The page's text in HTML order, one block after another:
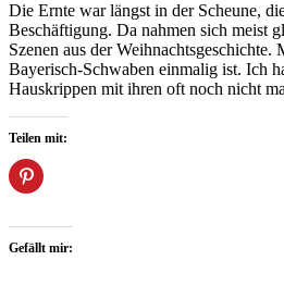
Die Ernte war längst in der Scheune,
Beschäftigung. Da nahmen sich meist
Szenen aus der
Bayerisch-Schwaben einmalig ist. Ich
Hauskrippen mit ihren oft noch nicht
Teilen mit:
Gefällt mir: